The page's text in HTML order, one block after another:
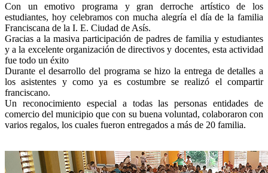
Con un emotivo programa y gran derroche artístico de los
estudiantes, hoy celebramos con mucha alegría el día de la familia
Franciscana de la I. E. Ciudad de Asís.
Gracias a la masiva participación de padres de familia y estudiantes
y a la excelente organización de directivos y docentes, esta actividad
fue todo un éxito
Durante el desarrollo del programa se hizo la entrega de detalles a
los asistentes y como ya es costumbre se realizó el compartir
franciscano.
Un reconocimiento especial a todas las personas entidades de
comercio del municipio que con su buena voluntad, colaboraron con
varios regalos, los cuales fueron entregados a más de 20 familia.